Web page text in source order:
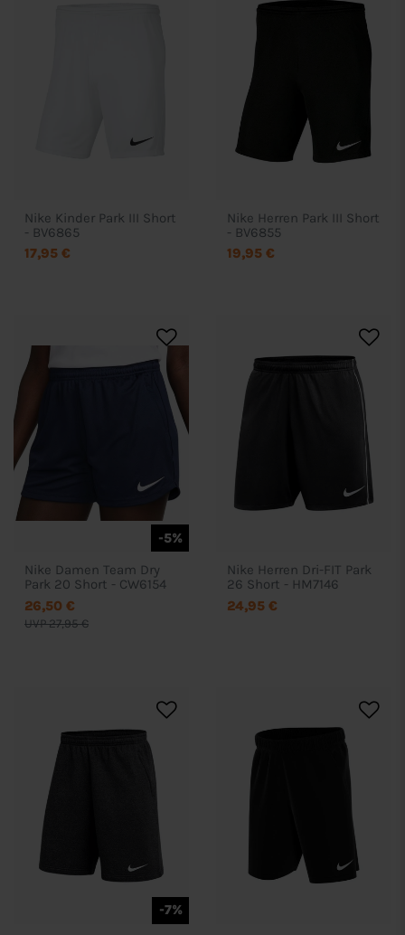
Nike Kinder Park III Short
- BV6865
17,95 €
Nike Herren Park III Short
- BV6855
19,95 €
-5%
Nike Damen Team Dry
Park 20 Short - CW6154
UVP 27,95 €
26,50 €
Nike Herren Dri-FIT Park
26 Short - HM7146
24,95 €
-7%